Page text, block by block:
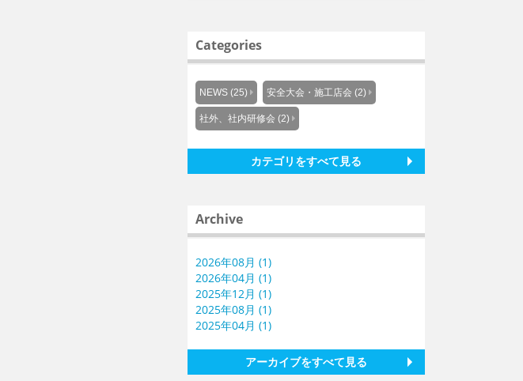
Categories
NEWS (25) 安全大会・施工店会 (2)
社外、社内研修会 (2)
カテゴリをすべて見る
Archive
2026年08月 (1)
2026年04月 (1)
2025年12月 (1)
2025年08月 (1)
2025年04月 (1)
アーカイブをすべて見る